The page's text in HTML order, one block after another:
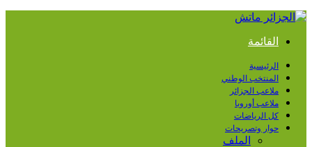
القائمة
الرئيسية
المنتخب الوطني
ملاعب الجزائر
ملاعب أوروبا
كل الرياضات
حوار وتصريحات
الملف